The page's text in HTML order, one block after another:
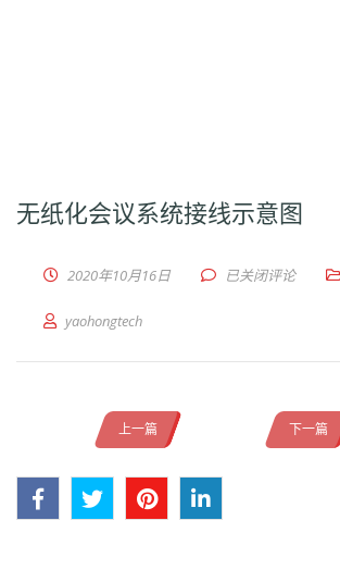
无纸化会议系统接线示意图
2020年10月16日 已关闭评论
yaohongtech
上一篇 下一篇